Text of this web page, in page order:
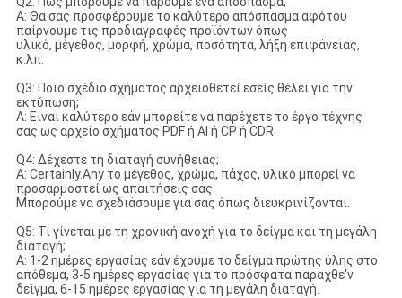
Α: Θα σας προσφέρουμε το καλύτερο απόσπασμα αφότου
παίρνουμε τις προδιαγραφές προϊόντων όπως
υλικό, μέγεθος, μορφή, χρώμα, ποσότητα, λήξη επιφάνειας,
κ.λπ.
Q3: Ποιο σχέδιο σχήματος αρχειοθετεί εσείς θέλει για την
εκτύπωση;
Α: Είναι καλύτερο εάν μπορείτε να παρέχετε το έργο τέχνης
σας ως αρχείο σχήματος PDF ή AI ή CP ή CDR.
Q4: Δέχεστε τη διαταγή συνήθειας;
Α: Certainly.Any το μέγεθος, χρώμα, πάχος, υλικό μπορεί να
προσαρμοστεί ως απαιτήσεις σας.
Μπορούμε να σχεδιάσουμε για σας όπως διευκρινίζονται.
Q5: Τι γίνεται με τη χρονική ανοχή για το δείγμα και τη μεγάλη
διαταγή;
Α: 1-2 ημέρες εργασίας εάν έχουμε το δείγμα πρώτης ύλης στο
απόθεμα, 3-5 ημέρες εργασίας για το πρόσφατα παραχθε'ν
δείγμα, 6-15 ημέρες εργασίας για τη μεγάλη διαταγή.